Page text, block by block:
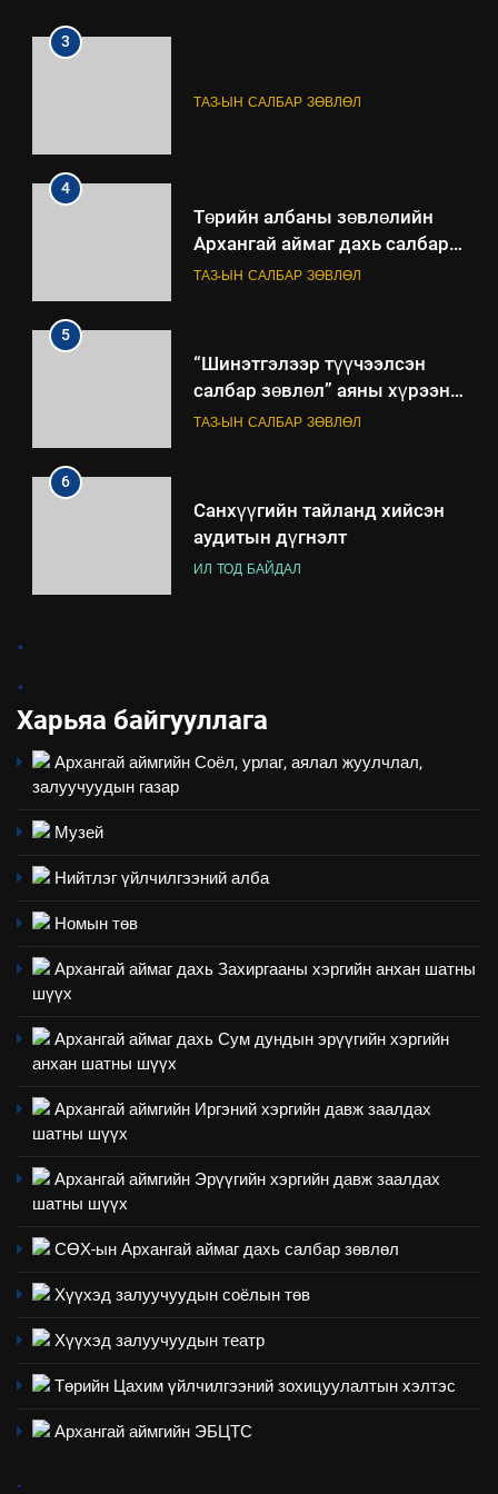
3
ТАЗ-ЫН САЛБАР ЗӨВЛӨЛ
4
Төрийн албаны зөвлөлийн
Архангай аймаг дахь салбар
зөвлөлийн 2025 оны үйл
ТАЗ-ЫН САЛБАР ЗӨВЛӨЛ
5
“Шинэтгэлээр түүчээлсэн
салбар зөвлөл” аяны хүрээнд
зохион байгуулах арга
ТАЗ-ЫН САЛБАР ЗӨВЛӨЛ
6
Санхүүгийн тайланд хийсэн
аудитын дүгнэлт
ИЛ ТОД БАЙДАЛ
ИЛ ТОД БАЙДАЛ
8
ашиглаж байгаа техник,
үзүүлэх буюу үзүүлж байгаа
1
долоо хоног-2025
2
“БИД ИРГЭДЭЭ СОНСОЖ,
ШИЙДНЭ” ӨДРИЙГ ЗОХИОН
3
Төрийн албаны зөвлөлийн
зөвлөлийн 2025 оны үйл
.
.
Харьяа байгууллага
Архангай аймгийн Соёл, урлаг, аялал жуулчлал,
залуучуудын газар
Музей
Нийтлэг үйлчилгээний алба
Номын төв
Архангай аймаг дахь Захиргааны хэргийн анхан шатны
шүүх
Архангай аймаг дахь Сум дундын эрүүгийн хэргийн
анхан шатны шүүх
Архангай аймгийн Иргэний хэргийн давж заалдах
шатны шүүх
Архангай аймгийн Эрүүгийн хэргийн давж заалдах
шатны шүүх
СӨХ-ын Архангай аймаг дахь салбар зөвлөл
Хүүхэд залуучуудын соёлын төв
Хүүхэд залуучуудын театр
Төрийн Цахим үйлчилгээний зохицуулалтын хэлтэс
Архангай аймгийн ЭБЦТС
.